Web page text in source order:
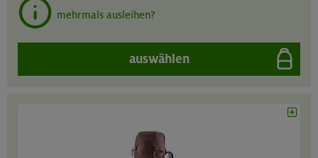
mehrmals ausleihen?
auswählen